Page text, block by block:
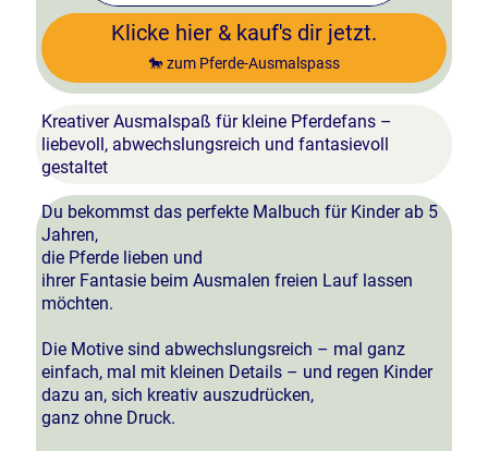
Klicke hier & kauf's dir jetzt.
🐎 zum Pferde-Ausmalspass
Kreativer Ausmalspaß für kleine Pferdefans –
liebevoll, abwechslungsreich und fantasievoll
gestaltet
Du bekommst das perfekte Malbuch für Kinder ab 5
Jahren,
die Pferde lieben und
ihrer Fantasie beim Ausmalen freien Lauf lassen
möchten.
Die Motive sind abwechslungsreich – mal ganz
einfach, mal mit kleinen Details – und regen Kinder
dazu an, sich kreativ auszudrücken,
ganz ohne Druck.